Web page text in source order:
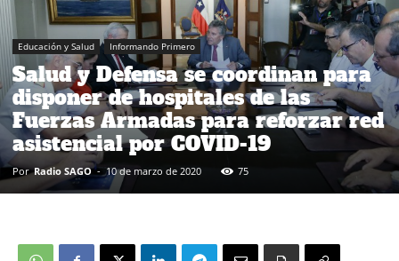
Educación y Salud Informando Primero
Salud y Defensa se coordinan para
disponer de hospitales de las
Fuerzas Armadas para reforzar red
asistencial por COVID-19
Por Radio SAGO - 10 de marzo de 2020 75